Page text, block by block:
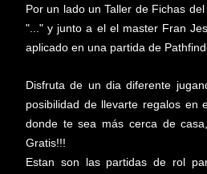
Por un lado un Taller de Fichas
"..." y junto a el el master Fran
aplicado en una partida de
Disfruta de un dia diferente
posibilidad de llevarte regalos en
donde te sea más cerca de
Gratis!!!
Estan son las partidas de rol